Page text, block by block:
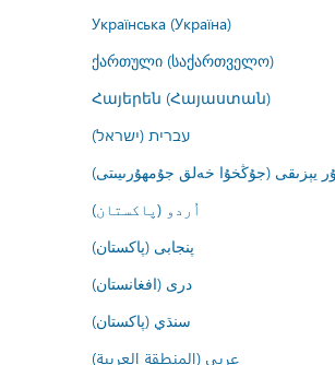
Українська (Україна)
ქართული (საქართველო)
Հայերեն (Հայաստան)
עברית (ישראל)
يېزىقى (جۇڭخۇا خەلق جۇمھۇرىيىتى)
اُردو (پاکستان)
پنجابی (پاکستان)
درى (افغانستان)
سنڌي (پاکستان)
عربي (المنطقة العربية)